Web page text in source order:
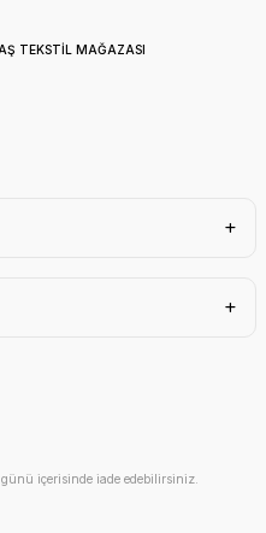
TEKSTİL MAĞAZASI
içerisinde iade edebilirsiniz.